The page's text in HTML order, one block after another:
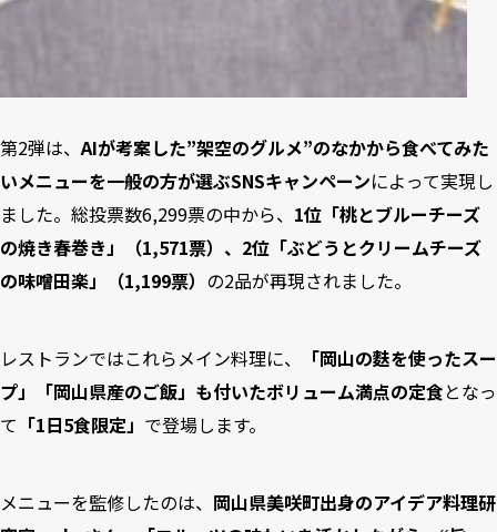
第2弾は、 AIが考案した”架空のグルメ”のなかから食べてみた
いメニューを一般の方が選ぶSNSキャンペーンによって実現し
ました。総投票数6,299票の中から、 1位「桃とブルーチーズ
の焼き春巻き」（1,571票）、2位「ぶどうとクリームチーズ
の味噌田楽」（1,199票） の2品が再現されました。
レストランではこれらメイン料理に、
「岡山の麩を使ったスー
プ」「岡山県産のご飯」も付いたボリューム満点の定食となっ
て 「1日5食限定」 で登場します。
メニューを監修したのは、 岡山県美咲町出身のアイデア料理研